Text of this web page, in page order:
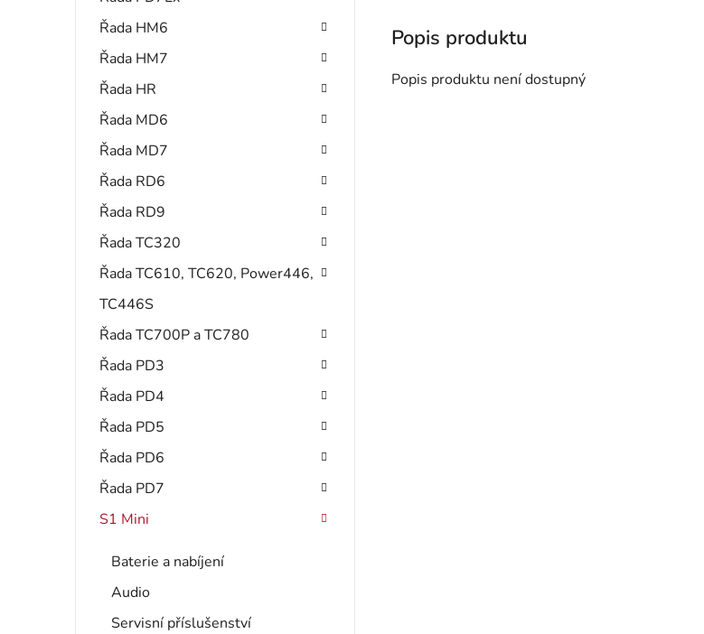
Řada HM6
Řada HM7
Řada HR
Řada MD6
Řada MD7
Řada RD6
Řada RD9
Řada TC320
Řada TC610, TC620, Power446,
TC446S
Řada TC700P a TC780
Řada PD3
Řada PD4
Řada PD5
Řada PD6
Řada PD7
S1 Mini
Baterie a nabíjení
Audio
Servisní příslušenství
Popis produktu není dostupný